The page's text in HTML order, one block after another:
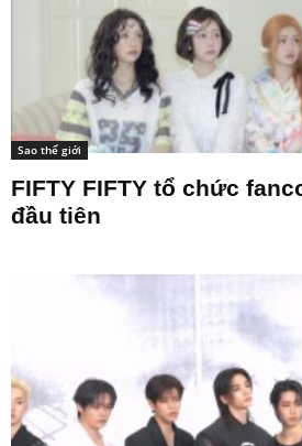
Sao thế giới
FIFTY FIFTY tổ chức
đầu tiên